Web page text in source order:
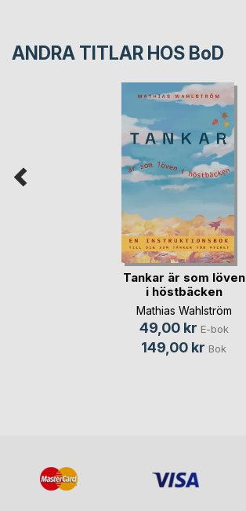
ANDRA TITLAR HOS BoD
Tankar är som löven
i höstbäcken
Mathias Wahlström
49,00 kr E-bok
149,00 kr Bok